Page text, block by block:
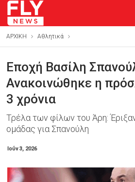
ΑΡΧΙΚΗ Αθλητικά
Εποχή Βασίλη
Ανακοινώθηκε η
3 χρόνια
Τρέλα των φίλων του Άρη:
ομάδας για Σπανούλη
Ιούν 3, 2026